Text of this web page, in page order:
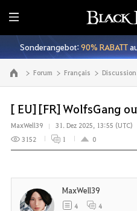
A
l
l
e
Sonderangebot:90% RABATT
Zur Hauptseite Forum Français
[ EU] [FR] WolfsGang
MaxWell39
31. Dez 2025, 13:55 (UTC)
3152
1 0
MaxWell39
4 4